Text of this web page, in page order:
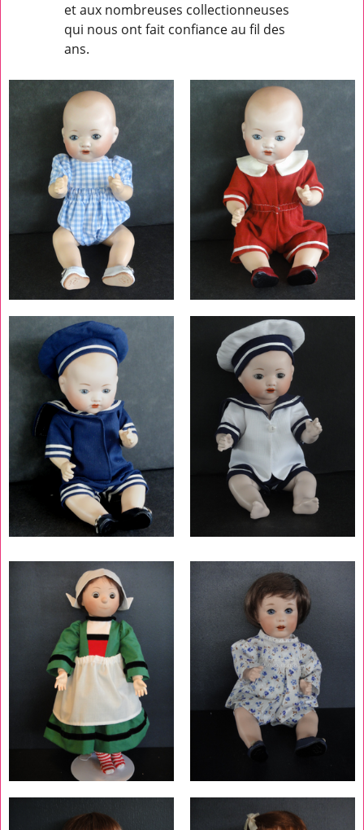
et aux nombreuses collectionneuses
qui nous ont fait confiance au fil des
ans.